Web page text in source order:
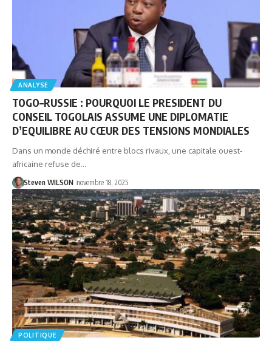
ANALYSE
TOGO–RUSSIE : POURQUOI LE PRESIDENT DU
CONSEIL TOGOLAIS ASSUME UNE DIPLOMATIE
D’EQUILIBRE AU CŒUR DES TENSIONS MONDIALES
Dans un monde déchiré entre blocs rivaux, une capitale ouest-
africaine refuse de…
Steven WILSON novembre 18, 2025
POLITIQUE